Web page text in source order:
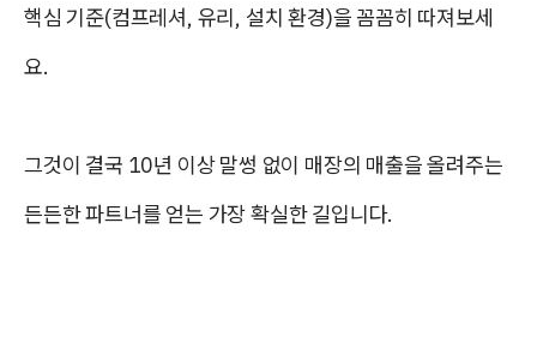
핵심 기준(컴프레셔, 유리, 설치 환경)을 꼼꼼히 따져보세
요.
그것이 결국 10년 이상 말썽 없이 매장의 매출을 올려주는
든든한 파트너를 얻는 가장 확실한 길입니다.